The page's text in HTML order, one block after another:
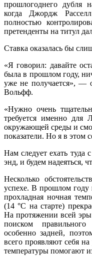
прошлогоднего дубля
когда Джордж
полностью
претенденты на титул
Ставка оказалась бы
«Я говорил: давайте
была в прошлом году,
уже не получается», —
Вольфф.
«Нужно очень
требуется именно для
окружающей среды и
показатели. Но я в этом
Нам следует ехать
энд, и будем надеяться,
Несколько
успехе. В прошлом году
прохладная ночная
(14 °C на старте)
На протяжении всей эры
поиском правильного
особенно задней,
всего проявляют себя
температуры помогают